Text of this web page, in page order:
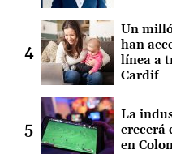
Un
han
línea a
Cardif
La
crecerá
en